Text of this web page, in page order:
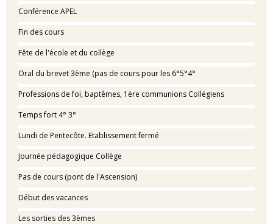
Conférence APEL
Fin des cours
Fête de l'école et du collège
Oral du brevet 3ème (pas de cours pour les 6°5°4°
Professions de foi, baptêmes, 1ère communions Collégiens
Temps fort 4° 3°
Lundi de Pentecôte. Etablissement fermé
Journée pédagogique Collège
Pas de cours (pont de l'Ascension)
Début des vacances
Les sorties des 3èmes